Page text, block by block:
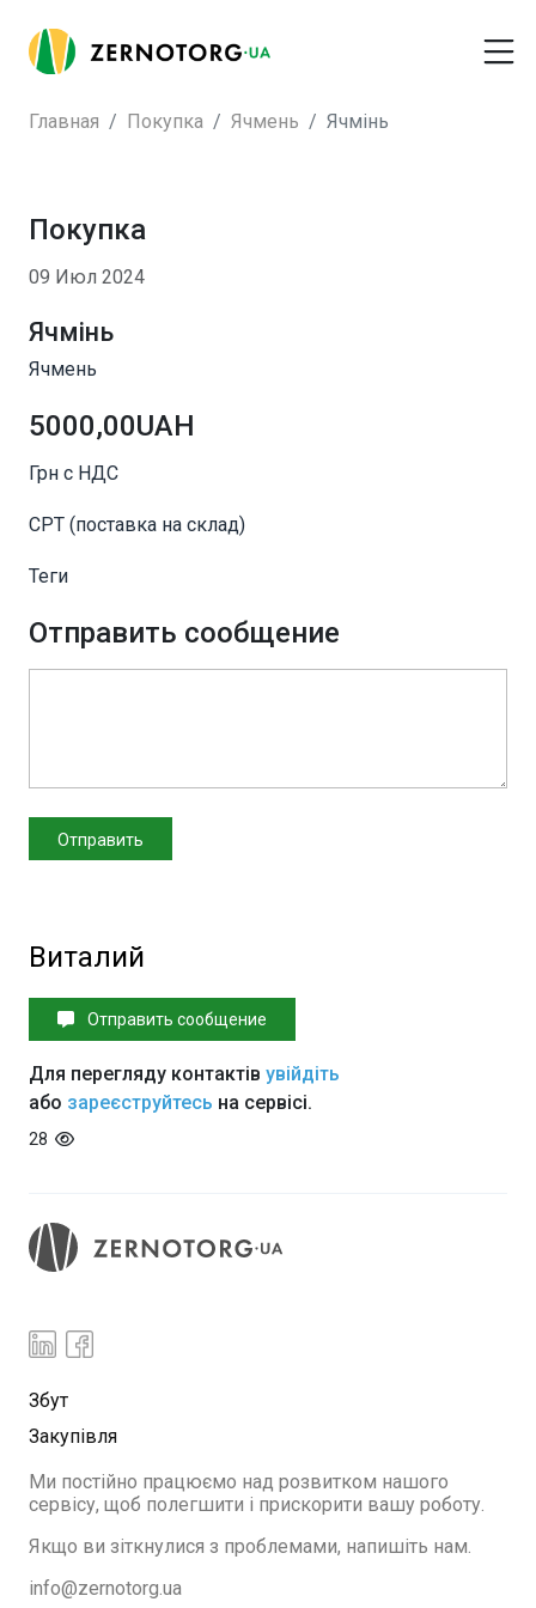
Главная Покупка Ячмень Ячмінь
Покупка
09 Июл 2024
Ячмінь
Ячмень
5000,00UAH
Грн с НДС
CPT (поставка на склад)
Теги
Отправить сообщение
Виталий
Отправить сообщение
Для перегляду контактів увійдіть
або зареєструйтесь на сервісі.
28
Збут
Закупівля
Ми постійно працюємо над розвитком нашого
сервісу, щоб полегшити і прискорити вашу роботу.
Якщо ви зіткнулися з проблемами, напишіть нам.
info@zernotorg.ua